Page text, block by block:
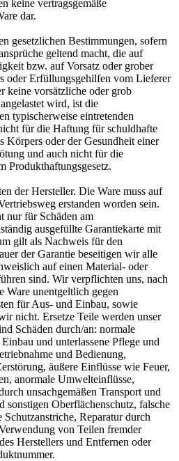
keine vertragsgemäße
dar.
gesetzlichen Bestimmungen, sofern
geltend macht, die auf
bzw. auf Vorsatz oder grober
oder Erfüllungsgehilfen vom Lieferer
keine vorsätzliche oder grob
wird, ist die
typischerweise eintretenden
für die Haftung für schuldhafte
Körpers oder der Gesundheit einer
und auch nicht für die
Produkthaftungsgesetz.
der Hersteller. Die Ware muss auf
erstanden worden sein.
nur für Schäden am
ausgefüllte Garantiekarte mit
gilt als Nachweis für den
der Garantie beseitigen wir alle
auf einen Material- oder
sind. Wir verpflichten uns, nach
Ware unentgeltlich gegen
für Aus- und Einbau, sowie
nicht. Ersetze Teile werden unser
Schäden durch/an: normale
und unterlassene Pflege und
und Bedienung,
äußere Einflüsse wie Feuer,
anormale Umwelteinflüsse,
unsachgemäßen Transport und
sonstigen Oberflächenschutz, falsche
Reparatur durch
von Teilen fremder
Herstellers und Entfernen oder